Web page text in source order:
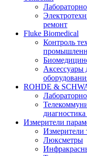
ремонт
Fluke Biomedical
Контроль
Аксессуары
ROHDE &
Измерители
Измерители
Люксметры